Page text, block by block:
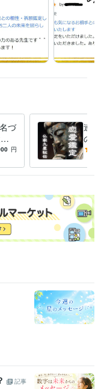
25年
20年
らい毎月法話会してま
☆５いただきました！
仏教:30年瞑想:30年
づ
・
円
連絡
の本
ご関
記事